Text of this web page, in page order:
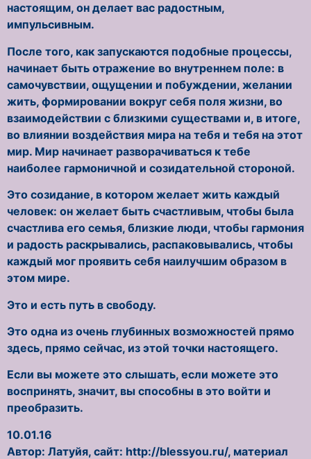
настоящим, он делает вас радостным,
импульсивным.
После того, как запускаются подобные процессы,
начинает быть отражение во внутреннем поле: в
самочувствии, ощущении и побуждении, желании
жить, формировании вокруг себя поля жизни, во
взаимодействии с близкими существами и, в итоге,
во влиянии воздействия мира на тебя и тебя на этот
мир. Мир начинает разворачиваться к тебе
наиболее гармоничной и созидательной стороной.
Это созидание, в котором желает жить каждый
человек: он желает быть счастливым, чтобы была
счастлива его семья, близкие люди, чтобы гармония
и радость раскрывались, распаковывались, чтобы
каждый мог проявить себя наилучшим образом в
этом мире.
Это и есть путь в свободу.
Это одна из очень глубинных возможностей прямо
здесь, прямо сейчас, из этой точки настоящего.
Если вы можете это слышать, если можете это
воспринять, значит, вы способны в это войти и
преобразить.
10.01.16
Автор: Латуйя, сайт: http://blessyou.ru/, материал